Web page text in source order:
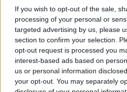
If you wish to opt-out of the sale,
processing of your personal or
targeted advertising by us, please
section to confirm your selection.
opt-out request is processed you
interest-based ads based on
us or personal information
your opt-out. You may separately
Grabitet taksisti në Lezhë,
autorët i vjedhin para dhe
sende personale